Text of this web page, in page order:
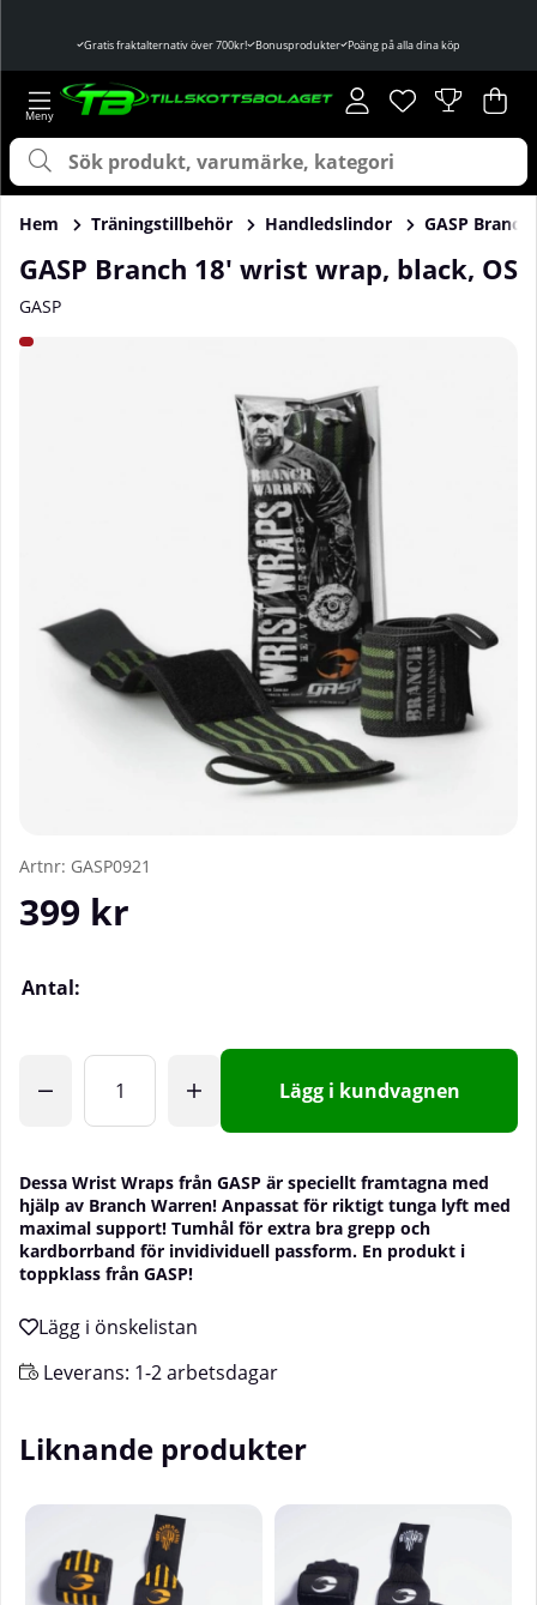
Gratis fraktalternativ över 700kr! Bonusprodukter Poäng på alla dina köp
Önskelista
Antal i
. .
Hem Träningstillbehör Handledslindor GASP
GASP Branch 18' wrist wrap, black, OS
GASP
Produktbilder GASP Branch 18' wrist wrap, black, OS
Artnr: GASP0921
399 kr
Antal:
Lägg i kundvagnen
Dessa Wrist Wraps från GASP är speciellt framtagna med
hjälp av Branch Warren! Anpassat för riktigt tunga lyft med
maximal support! Tumhål för extra bra grepp och
kardborrband för invidividuell passform. En produkt i
toppklass från GASP!
Leverans: 1-2 arbetsdagar
Liknande produkter